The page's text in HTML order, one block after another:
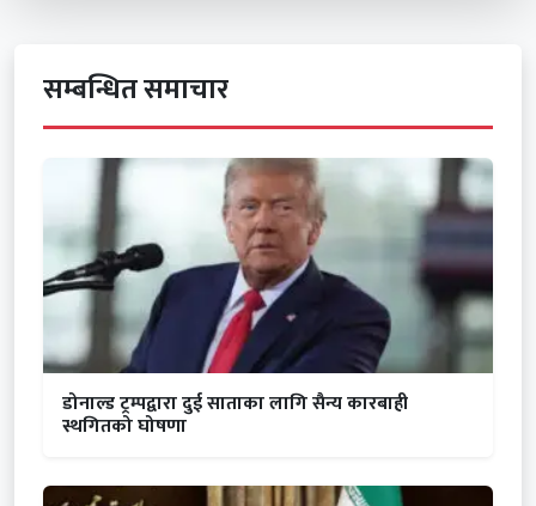
सम्बन्धित समाचार
डोनाल्ड ट्रम्पद्वारा दुई साताका लागि सैन्य कारबाही
स्थगितको घोषणा